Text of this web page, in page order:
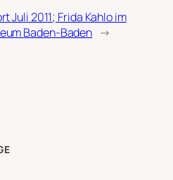
Juli 2011; Frida Kahlo im
Baden-Baden →